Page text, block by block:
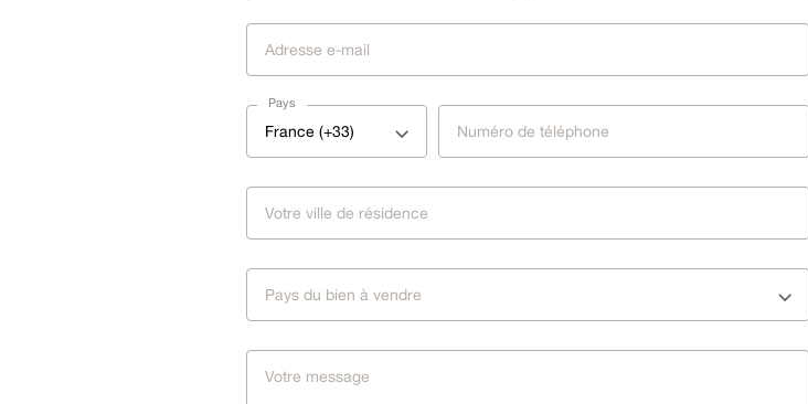
Pays
France (+33)
Pays du bien à vendre